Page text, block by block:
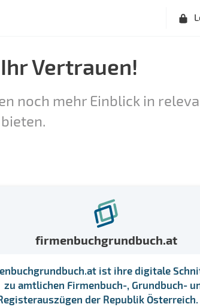
Vertrauen!
noch mehr Einblick in
firmenbuchgrundbuch.at
ist ihre digitale
zu amtlichen Firmenbuch-, Grundbuch-
der Republik Österreich.